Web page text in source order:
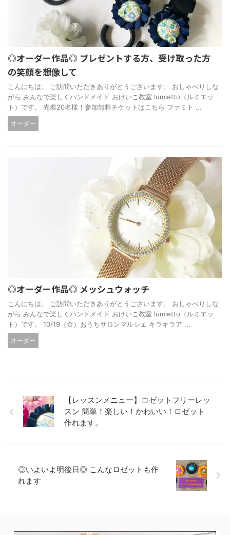
◎オーダー作品◎ プレゼントする方、受け取った方
の笑顔を想像して
こんにちは。 ご訪問いただきありがとうございます。 おしゃべりしな
がら みんなで楽しくハンドメイド おけいこ教室 lumietto（ルミエッ
ト）です。 先着20名様！参加無料チケットはこちら ファミト ...
オーダー
◎オーダー作品◎ メッシュウォッチ
こんにちは。 ご訪問いただきありがとうございます。 おしゃべりしな
がら みんなで楽しくハンドメイド おけいこ教室 lumietto（ルミエッ
ト）です。 10/19（金）おうちサロンマルシェ キラキラア ...
オーダー
【レッスンメニュー】ロゼットフリーレッ
スン 簡単！楽しい！かわいい！ロゼット
作れます。
◎いよいよ明後日◎ こんなロゼットも作
れます